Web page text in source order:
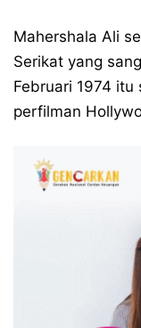
Mahershala Ali
Serikat yang
Februari 1974
perfilman